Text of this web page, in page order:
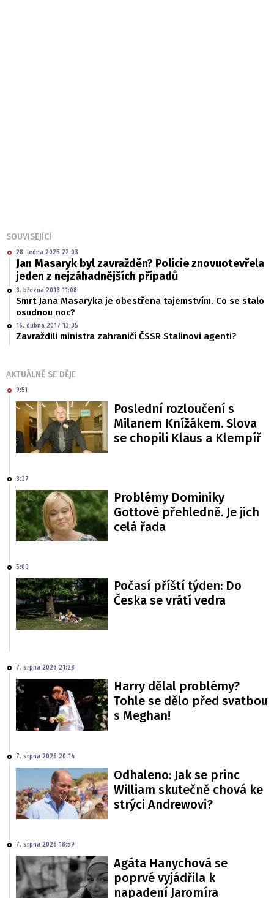
SOUVISEJÍCÍ
28. ledna 2025 22:03
Jan Masaryk byl zavražděn? Policie znovuotevřela
jeden z nejzáhadnějších případů
8. března 2018 11:08
Smrt Jana Masaryka je obestřena tajemstvím. Co se stalo
osudnou noc?
16. dubna 2017 13:35
Zavraždili ministra zahraničí ČSSR Stalinovi agenti?
AKTUÁLNĚ SE DĚJE
9:51
Poslední rozloučení s
Milanem Knížákem. Slova
se chopili Klaus a Klempíř
8:37
Problémy Dominiky
Gottové přehledně. Je jich
celá řada
5:00
Počasí příští týden: Do
Česka se vrátí vedra
7. srpna 2026 21:28
Harry dělal problémy?
Tohle se dělo před svatbou
s Meghan!
7. srpna 2026 20:14
Odhaleno: Jak se princ
William skutečně chová ke
strýci Andrewovi?
7. srpna 2026 18:59
Agáta Hanychová se
poprvé vyjádřila k
napadení Jaromíra